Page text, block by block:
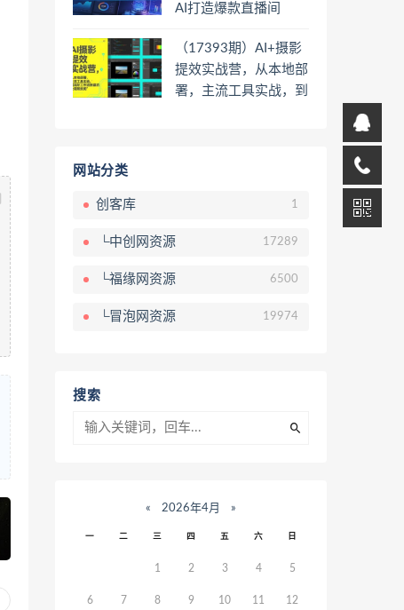
AI打造爆款直播间
（17393期）AI+摄影
提效实战营，从本地部
署，主流工具实战，到
网站分类
创客库 1
└中创网资源 17289
└福缘网资源 6500
└冒泡网资源 19974
搜索
« 2026年4月 »
一 二 三 四 五 六 日
1 2 3 4 5
6 7 8 9 10 11 12